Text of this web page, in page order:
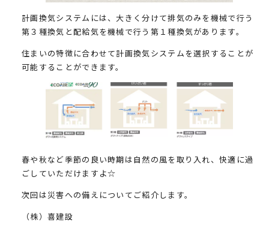
計画換気システムには、大きく分けて排気のみを機械で行う
第３種換気と配給気を機械で行う第１種換気があります。
住まいの特徴に合わせて計画換気システムを選択することが
可能することができます。
春や秋など季節の良い時期は自然の風を取り入れ、快適に過
ごしていただけますよ☆
次回は災害への備えについてご紹介します。
（株）喜建設